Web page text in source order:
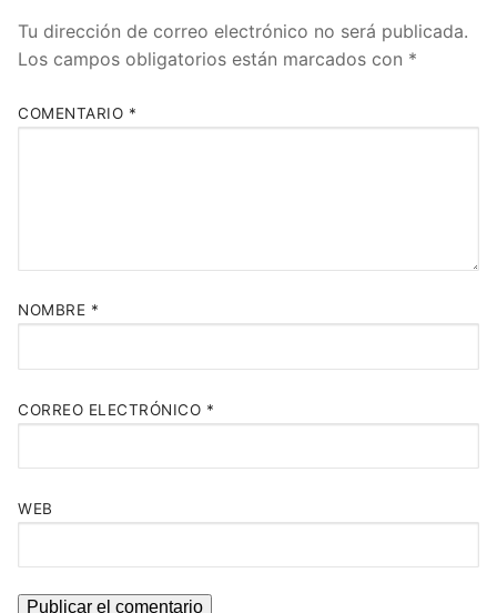
Tu dirección de correo electrónico no será publicada.
Los campos obligatorios están marcados con *
COMENTARIO *
NOMBRE *
CORREO ELECTRÓNICO *
WEB